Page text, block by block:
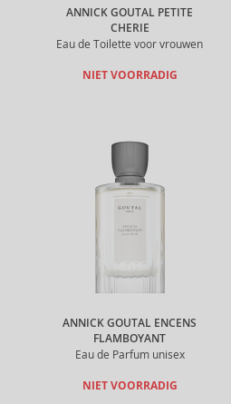
ANNICK GOUTAL PETITE
CHERIE
Eau de Toilette voor vrouwen
NIET VOORRADIG
ANNICK GOUTAL ENCENS
FLAMBOYANT
Eau de Parfum unisex
NIET VOORRADIG